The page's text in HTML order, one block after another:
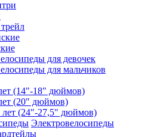
для девочек
для мальчиков
(14"-18" дюймов)
(20" дюймов)
лет (24"-27,5" дюймов)
Электровелосипеды